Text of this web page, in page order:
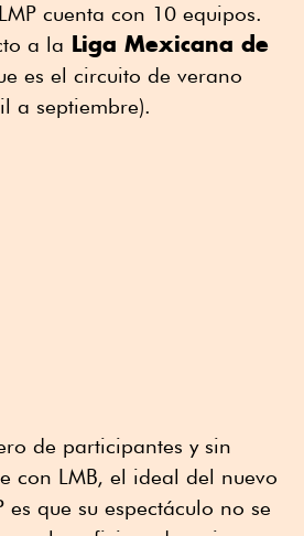
cuenta con 10 equipos.
a la Liga Mexicana de
es el circuito de verano
a septiembre).
de participantes y sin
con LMB, el ideal del nuevo
es que su espectáculo no se